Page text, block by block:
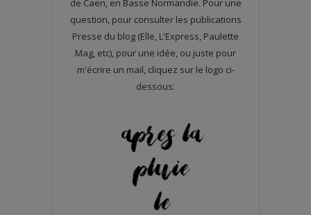
de Caen, en Basse Normandie. Pour une
question, pour consulter les publications
Presse du blog (Elle, L'Express, Paulette
Mag, etc), pour une idée, ou juste pour
m'écrire un mail, cliquez sur le logo ci-
dessous: